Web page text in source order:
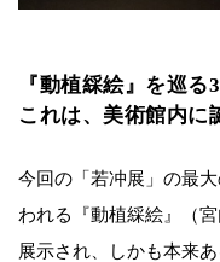
『動植綵絵』を巡る
これは、美術館内に
今回の「若冲展」の最
われる『動植綵絵』（
展示され、しかも本来